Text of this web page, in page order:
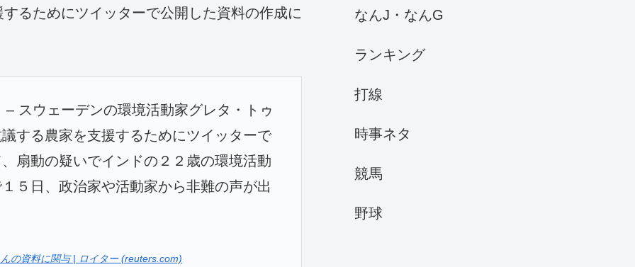
るためにツイッターで公開した資料の作成に
スウェーデンの環境活動家グレタ・トゥ
する農家を支援するためにツイッターで
扇動の疑いでインドの２２歳の環境活動
５日、政治家や活動家から非難の声が出
の資料に関与 | ロイター (reuters.com)
なんJ・なんG
ランキング
打線
時事ネタ
競馬
野球